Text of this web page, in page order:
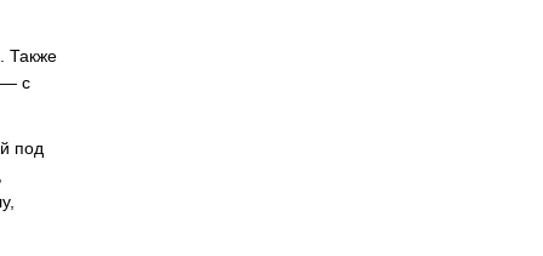
Также
— с
под